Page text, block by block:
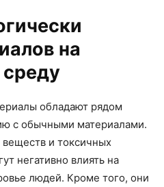
на
обладают рядом
с обычными материалами.
и токсичных
негативно влиять на
людей. Кроме того, они